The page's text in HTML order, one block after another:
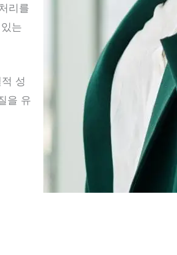
리를
는
성
을 유